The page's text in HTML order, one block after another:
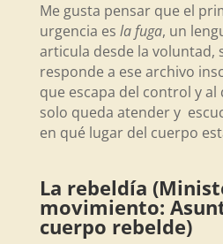
Me gusta pensar que el
urgencia es la fuga, un
articula desde la voluntad,
responde a ese archivo
que escapa del control y
solo queda atender y
en qué lugar del cuerpo
La rebeldía
movimiento:
cuerpo rebelde)